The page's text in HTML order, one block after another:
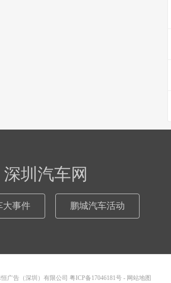
深圳汽车网
大事件 鹏城汽车活动
广告（深圳）有限公司 粤ICP备17046181号 - 网站地图